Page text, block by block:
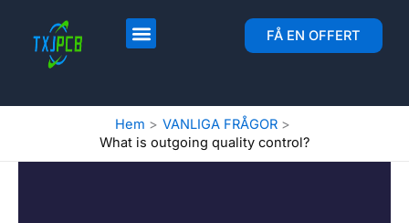
innehåll
FÅ EN OFFERT
Hem
VANLIGA FRÅGOR
What is outgoing quality control?